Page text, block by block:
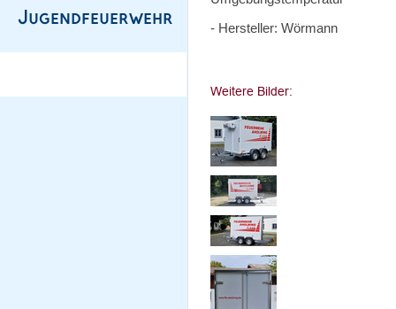
- Hersteller: Wörmann